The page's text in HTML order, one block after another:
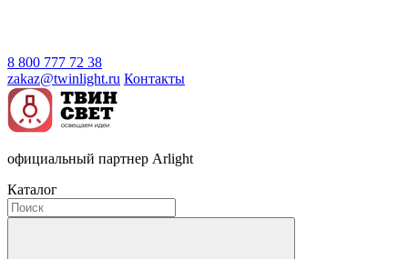
8 800 777 72 38
zakaz@twinlight.ru Контакты
официальный партнер Arlight
Каталог